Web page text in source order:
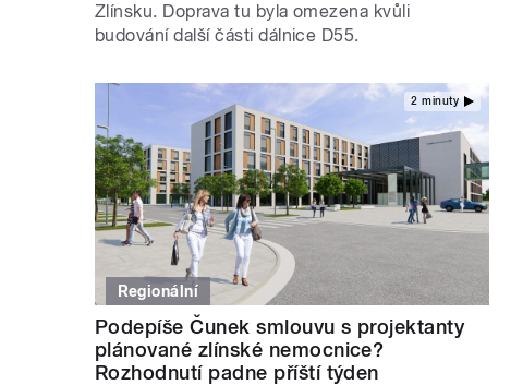
Zlínsku. Doprava tu byla omezena kvůli
budování další části dálnice D55.
2 minuty
Regionální
Podepíše Čunek smlouvu s projektanty
plánované zlínské nemocnice?
Rozhodnutí padne příští týden